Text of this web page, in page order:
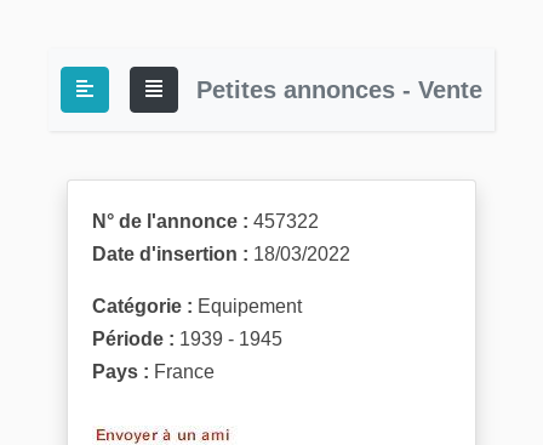
Petites annonces - Vente
N° de l'annonce : 457322
Date d'insertion : 18/03/2022
Catégorie : Equipement
Période : 1939 - 1945
Pays : France